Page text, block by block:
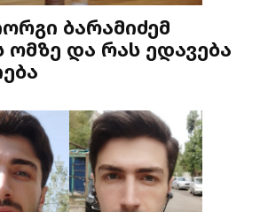
ბარამიძემ
ომზე და რას ედავება